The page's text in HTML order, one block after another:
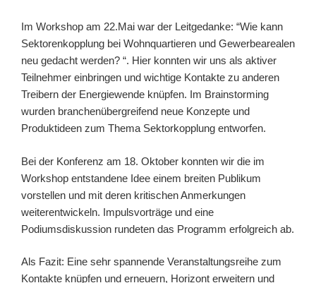
Im Workshop am 22.Mai war der Leitgedanke: “Wie kann
Sektorenkopplung bei Wohnquartieren und Gewerbearealen
neu gedacht werden? “. Hier konnten wir uns als aktiver
Teilnehmer einbringen und wichtige Kontakte zu anderen
Treibern der Energiewende knüpfen. Im Brainstorming
wurden branchenübergreifend neue Konzepte und
Produktideen zum Thema Sektorkopplung entworfen.
Bei der Konferenz am 18. Oktober konnten wir die im
Workshop entstandene Idee einem breiten Publikum
vorstellen und mit deren kritischen Anmerkungen
weiterentwickeln. Impulsvorträge und eine
Podiumsdiskussion rundeten das Programm erfolgreich ab.
Als Fazit: Eine sehr spannende Veranstaltungsreihe zum
Kontakte knüpfen und erneuern, Horizont erweitern und